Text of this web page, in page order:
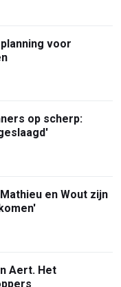
voor
op scherp:
en Wout zijn
Aert. Het